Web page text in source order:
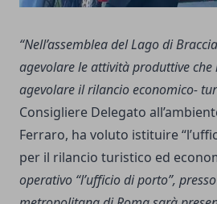
“Nell’assemblea del Lago di
agevolare le attività produttive
agevolare il rilancio economico-
Consigliere Delegato
Ferraro, ha voluto istituire
per il rilancio turistico ed
operativo “l’ufficio di porto”,